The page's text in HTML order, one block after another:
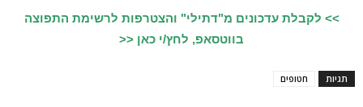
>> לקבלת עדכונים מ"דתילי" והצטרפות לרשימת התפוצה
בווטסאפ, לחץ/י כאן <<
תגיות חטופים